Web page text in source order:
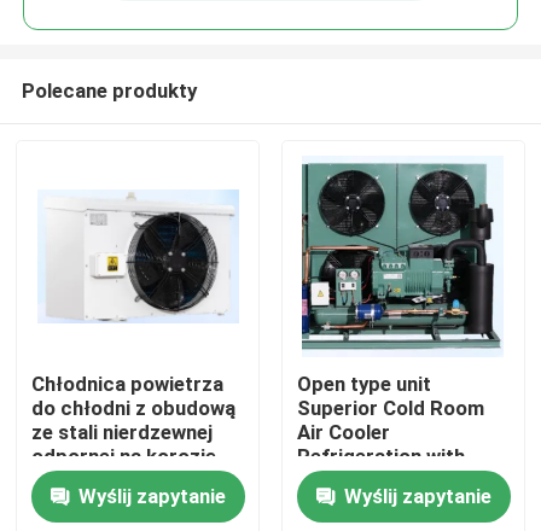
Do domu
Produkty
O nas
Polecane produkty
Chłodnica powietrza
do chłodni z obudową
ze stali nierdzewnej
odpornej na korozję,
dwuwarstwową tacą
na wodę i rurami
Wyślij zapytanie
Open type unit
Superior Cold Room
Air Cooler
Refrigeration with
Bitzer Compressor
Comprehensive
Wyślij zapytanie